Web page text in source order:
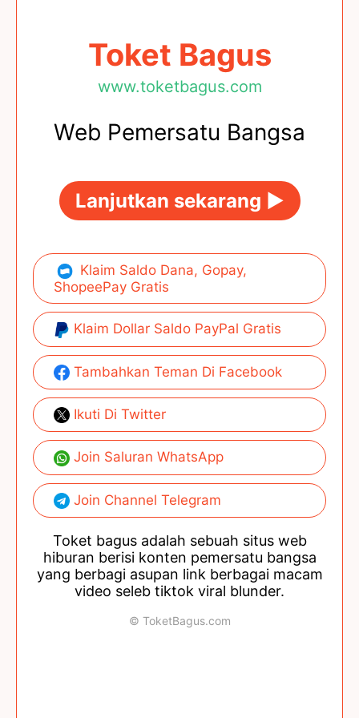
Toket Bagus
www.toketbagus.com
Web Pemersatu Bangsa
Lanjutkan sekarang ►
Klaim Saldo Dana, Gopay,
ShopeePay Gratis
Klaim Dollar Saldo PayPal Gratis
Tambahkan Teman Di Facebook
Ikuti Di Twitter
Join Saluran WhatsApp
Join Channel Telegram
Toket bagus adalah sebuah situs web
hiburan berisi konten pemersatu bangsa
yang berbagi asupan link berbagai macam
video seleb tiktok viral blunder.
© ToketBagus.com